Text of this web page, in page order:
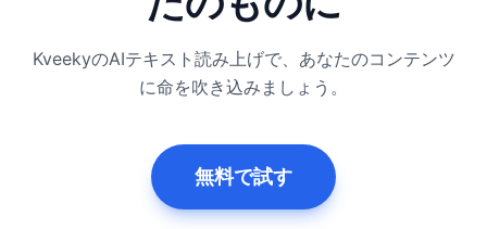
KveekyのAIテキスト読み上げで、あなたのコンテンツ
に命を吹き込みましょう。
無料で試す